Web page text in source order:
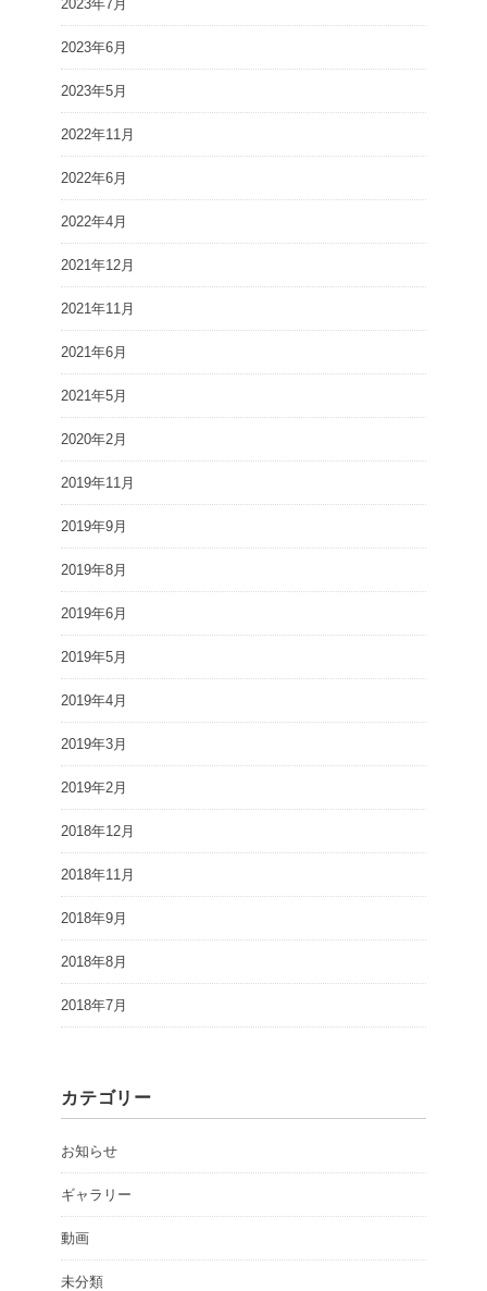
2023年7月
2023年6月
2023年5月
2022年11月
2022年6月
2022年4月
2021年12月
2021年11月
2021年6月
2021年5月
2020年2月
2019年11月
2019年9月
2019年8月
2019年6月
2019年5月
2019年4月
2019年3月
2019年2月
2018年12月
2018年11月
2018年9月
2018年8月
2018年7月
カテゴリー
お知らせ
ギャラリー
動画
未分類